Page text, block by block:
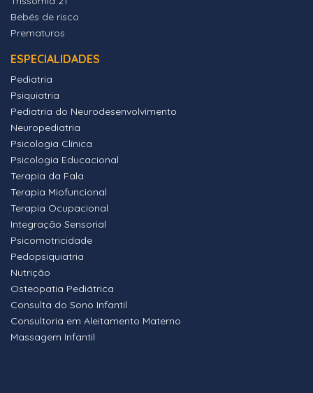
Bebés de risco
Prematuros
ESPECIALIDADES
Pediatria
Psiquiatria
Pediatria do Neurodesenvolvimento
Neuropediatria
Psicologia Clínica
Psicologia Educacional
Terapia da Fala
Terapia Miofuncional
Terapia Ocupacional
Integração Sensorial
Psicomotricidade
Pedopsiquiatria
Nutrição
Osteopatia Pediátrica
Consulta do Sono Infantil
Consultoria em Aleitamento Materno
Massagem Infantil